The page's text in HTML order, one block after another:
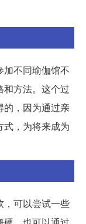
不同瑜伽馆不
和方法。这个过
的，因为通过亲
，为将来成为
，可以尝试一些